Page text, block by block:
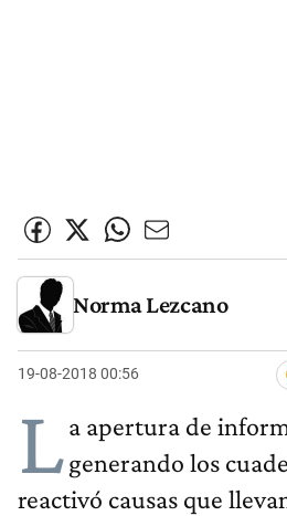
Norma Lezcano
19-08-2018 00:56
La apertura de
generando los
reactivó causas que